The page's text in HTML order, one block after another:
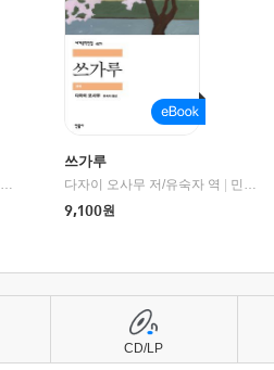
제이미 러시,톰 올릭,스테파니 플랜더스 편저/임경은 역/박정호 감수 |
교보문고
쓰가루
다자이 오사무 저/유숙자 역
민음사
9,100원
CD/LP